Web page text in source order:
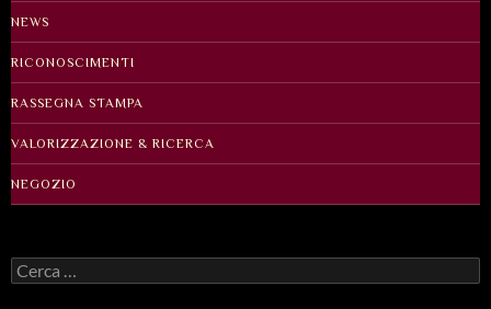
NEWS
RICONOSCIMENTI
RASSEGNA STAMPA
VALORIZZAZIONE & RICERCA
NEGOZIO
Ricerca
per: